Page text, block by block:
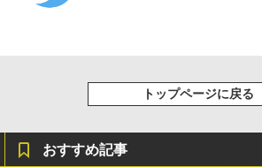
トップページに戻る
おすすめ記事